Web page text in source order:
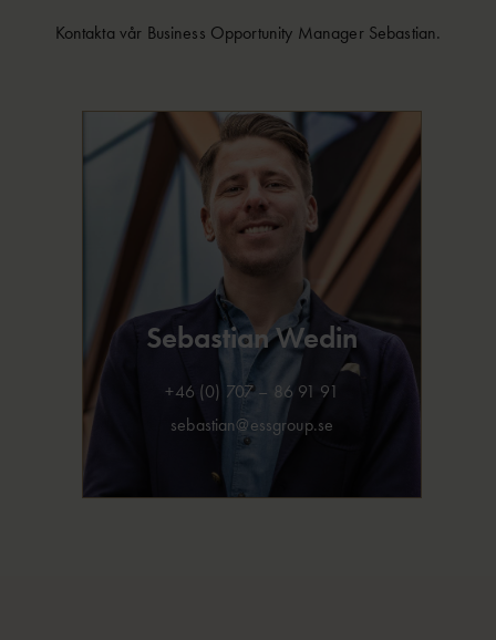
Kontakta vår Business Opportunity Manager Sebastian.
Sebastian Wedin
+46 (0) 707 – 86 91 91
sebastian@essgroup.se